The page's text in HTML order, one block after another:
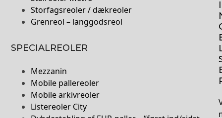
Storfagsreoler / dækreoler
Grenreol – langgodsreol
SPECIALREOLER
Mezzanin
Mobile pallereoler
Mobile arkivreoler
Listereoler City
I